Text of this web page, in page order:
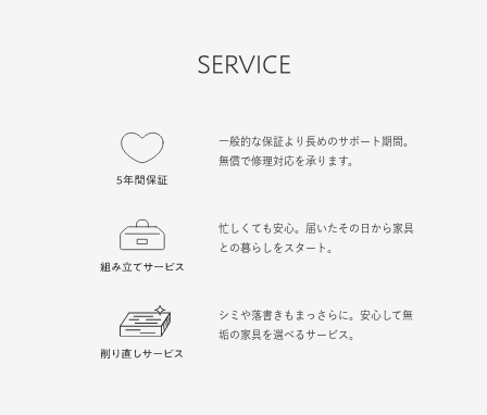
SERVICE
一般的な保証より長めのサポート期間。
無償で修理対応を承ります。
忙しくても安心。届いたその日から家具
との暮らしをスタート。
シミや落書きもまっさらに。安心して無
垢の家具を選べるサービス。